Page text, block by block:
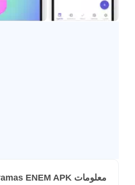
معلومات Easy Study - Cronogramas ENEM APK